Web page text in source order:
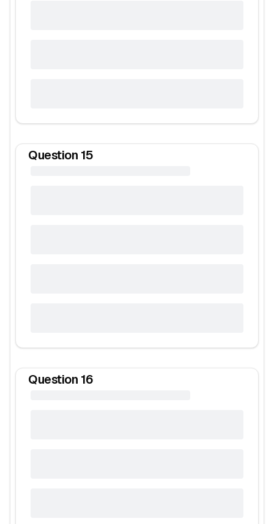
Question 15
Question 16